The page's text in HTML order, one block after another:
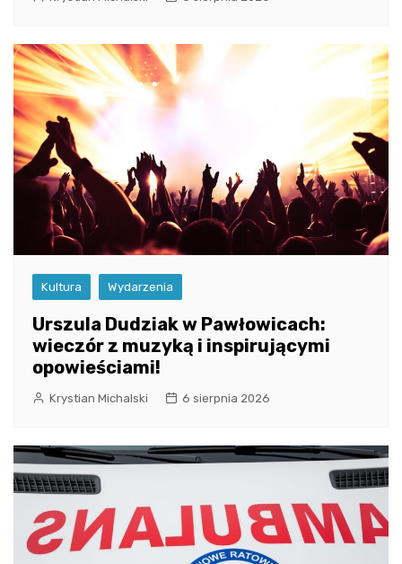
Kultura Wydarzenia
Urszula Dudziak w Pawłowicach:
wieczór z muzyką i inspirującymi
opowieściami!
Krystian Michalski 6 sierpnia 2026